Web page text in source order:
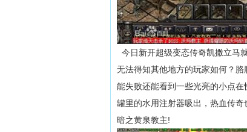
今日新开超级变态传奇凯撒立马
无法得知其他地方的玩家如何？
能失败还能看到一些光亮的小点
罐里的水用注射器吸出，热血传
暗之黄泉教主!